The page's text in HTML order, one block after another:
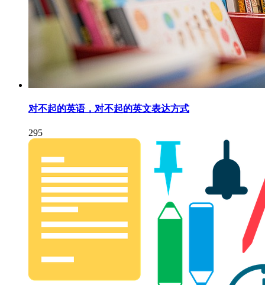
对不起的英语，对不起的英文表达方式
295